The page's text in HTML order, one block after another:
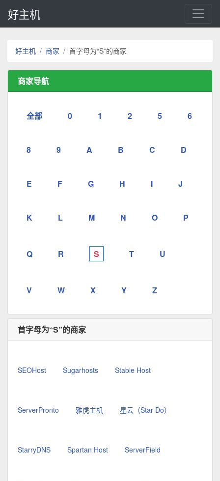
好主机
好主机 商家 首字母为“S”的商家
商家导航
全部 0 1 2 5 6
8 9 A B C D
E F G H I J
K L M N O P
Q R S T U
V W X Y Z
首字母为“S”的商家
SEOHost Sugarhosts Stable Host
ServerPronto 雅虎主机 星云（Star Do）
StarryDNS Spartan Host ServerField